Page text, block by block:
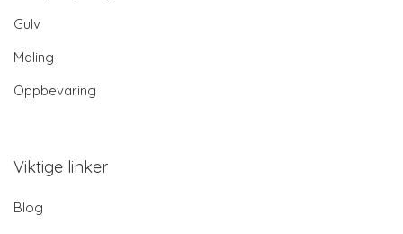
Gulv
Maling
Oppbevaring
Viktige linker
Blog